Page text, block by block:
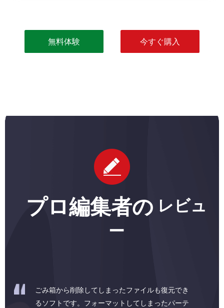
無料体験 今すぐ購入
プロ編集者の レビュ
ー
パソコン上で失われたデータを簡単な操作で復元
できるリカバリーツールです。Windowsシステム